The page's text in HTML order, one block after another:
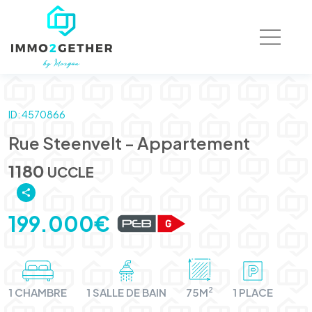
ID: 4570866
Rue Steenvelt - Appartement
1180 UCCLE
199.000€
1 CHAMBRE 1 SALLE DE BAIN 75M2 1 PLACE